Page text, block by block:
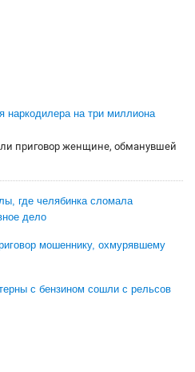
наркодилера на три миллиона
приговор женщине, обманувшей
где челябинка сломала
дело
мошеннику, охмурявшему
с бензином сошли с рельсов